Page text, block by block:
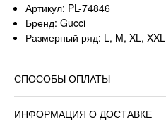
Артикул: PL-74846
Бренд: Gucci
Размерный ряд: L, M, XL, XXL
СПОСОБЫ ОПЛАТЫ
ИНФОРМАЦИЯ О ДОСТАВКЕ